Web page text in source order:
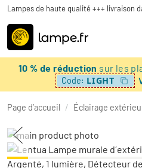
Lampes de haute qualité +++ livraison
10 % de réduction sur les
Code: LIGHT
Page d’accueil / Éclairage